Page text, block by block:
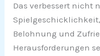
Das verbessert nicht
Belohnung und
Herausforderungen